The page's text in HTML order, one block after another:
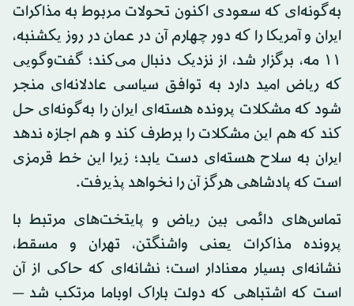
به‌گونه‌ای که سعودی اکنون تحولات مربوط به مذاکرات
ایران و آمریکا را که دور چهارم آن در عمان در روز یکشنبه،
۱۱ مه، برگزار شد، از نزدیک دنبال می‌کند؛ گفت‌وگویی
که ریاض امید دارد به توافق سیاسی عادلانه‌ای منجر
شود که مشکلات پرونده هسته‌ای ایران را به‌گونه‌ای حل
کند که هم این مشکلات را برطرف کند و هم اجازه ندهد
ایران به سلاح هسته‌ای دست یابد؛ زیرا این خط قرمزی
است که پادشاهی هرگز آن را نخواهد پذیرفت.
تماس‌های دائمی بین ریاض و پایتخت‌های مرتبط با
پرونده مذاکرات یعنی واشنگتن، تهران و مسقط،
نشانه‌ای بسیار معنادار است؛ نشانه‌ای که حاکی از آن
است که اشتباهی که دولت باراک اوباما مرتکب شد —